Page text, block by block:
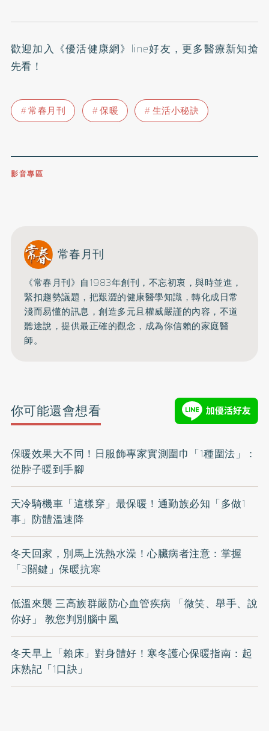
歡迎加入 《優活健康網》line好友 ，更多醫療新知搶
先看！
常春月刊 保暖 生活小秘訣
影音專區
常春月刊
《常春月刊》自1983年創刊，不忘初衷，與時並進，
緊扣趨勢議題，把艱澀的健康醫學知識，轉化成日常
淺而易懂的訊息，創造多元且權威嚴謹的內容， 不道
聽途說，提供最正確的觀念，成為你信賴的家庭醫
師。
你可能還會想看
保暖效果大不同！日服飾專家實測圍巾「1種圍法」：
從脖子暖到手腳
天冷騎機車「這樣穿」最保暖！通勤族必知「多做1
事」防體溫速降
冬天回家，別馬上洗熱水澡！心臟病者注意：掌握
「3關鍵」保暖抗寒
低溫來襲 三高族群嚴防心血管疾病 「微笑、舉手、說
你好」 教您判別腦中風
冬天早上「賴床」對身體好！寒冬護心保暖指南：起
床熟記「1口訣」